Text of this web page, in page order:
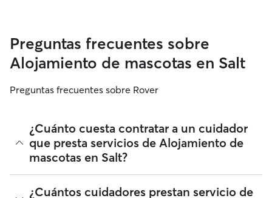
Preguntas frecuentes sobre
Alojamiento de mascotas en Salt
Preguntas frecuentes sobre Rover
¿Cuánto cuesta contratar a un cuidador
que presta servicios de Alojamiento de
mascotas en Salt?
A fecha de agosto 2026, el coste medio del Alojamiento de
¿Cuántos cuidadores prestan servicio de